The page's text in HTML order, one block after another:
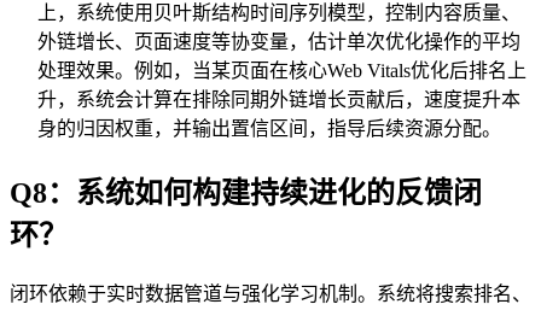
上，系统使用贝叶斯结构时间序列模型，控制内容质量、
外链增长、页面速度等协变量，估计单次优化操作的平均
处理效果。例如，当某页面在核心Web Vitals优化后排名上
升，系统会计算在排除同期外链增长贡献后，速度提升本
身的归因权重，并输出置信区间，指导后续资源分配。
Q8：系统如何构建持续进化的反馈闭
环？
闭环依赖于实时数据管道与强化学习机制。系统将搜索排名、